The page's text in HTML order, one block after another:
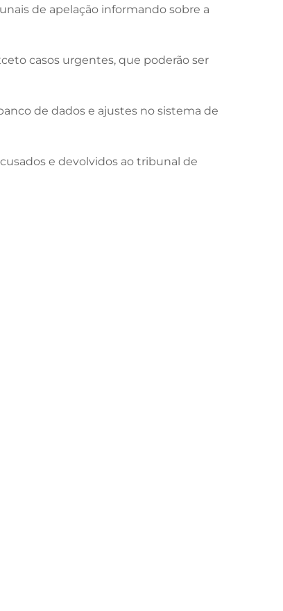
de apelação informando sobre a
casos urgentes, que poderão ser
de dados e ajustes no sistema de
e devolvidos ao tribunal de